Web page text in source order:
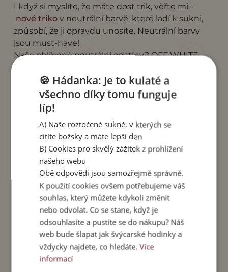
I když si myslíte, že máte dost trik, věřte mi –
nové trikov neutrální barvě, které ladí k sukni,
způsobí, že ji opravdu unosíte. Neutrální barvy
jsou must-have!
Naše oblíbené neutrální odstíny? OFF WHITE,
CHOCOLATE, STONE GREY, BLACK, NAVY. A
nabídku neutrálních barev budeme dál
rozšiřovat!
9. Nebojte se monochromatického outfitu
Bály jste se vzít si k červenésukni
červené triko,
abyste nevypadaly jako červená karkulka?
Nebojte se toho! Monochromatické outfity
vypadají luxusně a sofistikovaně. Inspirujte se
třeba na Pinterestu a přidejte do svého
jednobarevného looku osvěžující doplňky – třeba
jinak barevné boty, kabelku nebo šperk. Budete
vypadat úžasně!
10. Stylingový tip: kde nakupovat saka a
blejzry?
🍪 Hádanka: Je to kulaté a
všechno díky tomu funguje
líp!
A) Naše roztočené sukně, v kterých se
cítíte božsky a máte lepší den
B) Cookies pro skvělý zážitek z prohlížení
našeho webu
Obě odpovědi jsou samozřejmě správně.
K použití cookies ovšem potřebujeme váš
souhlas, který můžete kdykoli změnit
nebo odvolat. Co se stane, když je
odsouhlasíte a pustíte se do nákupu? Náš
web bude šlapat jak švýcarské hodinky a
vždycky najdete, co hledáte.Více
informací